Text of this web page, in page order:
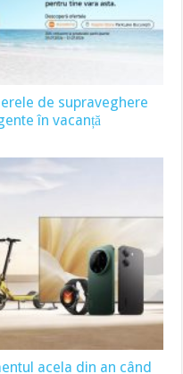
de supraveghere
în vacanță
acela din an când